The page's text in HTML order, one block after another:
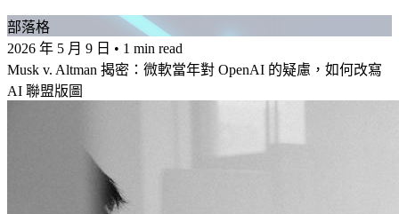
部落格
2026 年 5 月 9 日 • 1 min read
Musk v. Altman 揭密：微軟當年對 OpenAI 的疑慮，如何改寫
AI 聯盟版圖